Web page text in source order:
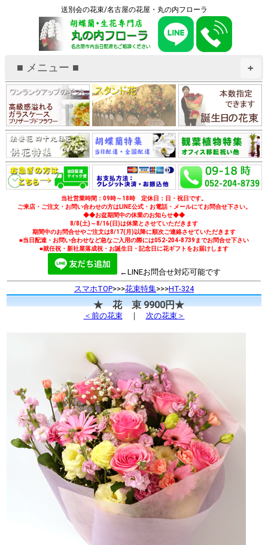
送別会の花束/名古屋の花屋・丸の内フローラ
+
■ メニュー ■
当社営業時間：09時～18時 定休日：日・祝日です。
ご来店・ご注文・お問い合わせの方はLINE公式・お電話・メールにてお問合せ下さい。
◆◆お盆期間中の休業のお知らせ◆◆
8/8(土)～8/16(日)は休業とさせていただきます
期間中のお問合せやご注文は8/17(月)以降に順次ご連絡させていただきます
■当日配達・お問い合わせなど急なご入用の際には052-204-8739までお問合せ下さい
■就任祝・新社屋落成祝・お誕生日・記念日に花ギフトをお届けします
←LINEお問合せ対応可能です
スマホTOP>>>花束特集>>>HT-324
★ 花 束 9900円★
＜前の花束｜ 次の花束＞